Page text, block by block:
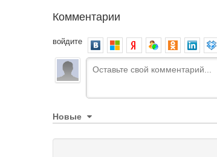
Комментарии
войдите
Новые